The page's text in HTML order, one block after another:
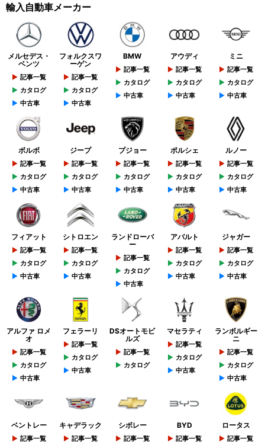
輸入自動車メーカー
メルセデス・
ベンツ
記事一覧
カタログ
中古車
フォルクスワ
ーゲン
記事一覧
カタログ
中古車
BMW
記事一覧
カタログ
中古車
アウディ
記事一覧
カタログ
中古車
ミニ
記事一覧
カタログ
中古車
ボルボ
記事一覧
カタログ
中古車
ジープ
記事一覧
カタログ
中古車
プジョー
記事一覧
カタログ
中古車
ポルシェ
記事一覧
カタログ
中古車
ルノー
記事一覧
カタログ
中古車
フィアット
記事一覧
カタログ
中古車
シトロエン
記事一覧
カタログ
中古車
ランドローバ
ー
記事一覧
カタログ
中古車
アバルト
記事一覧
カタログ
中古車
ジャガー
記事一覧
カタログ
中古車
アルファ ロメ
オ
記事一覧
カタログ
中古車
フェラーリ
記事一覧
カタログ
中古車
DSオートモビ
ルズ
記事一覧
カタログ
マセラティ
記事一覧
カタログ
中古車
ランボルギー
ニ
記事一覧
カタログ
中古車
ベントレー
記事一覧
キャデラック
記事一覧
シボレー
記事一覧
BYD
記事一覧
ロータス
記事一覧